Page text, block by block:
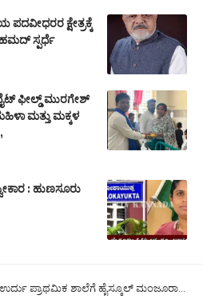
ಕ್ಷೇತ್ರಕ್ಕೆ
ಸ್ಪರ್ಧೆ
ಫೀಲ್ಡ್ ಮುರಗೇಶ್
ಮತ್ತು ಮಕ್ಕಳ
: ಹುಣಸೂರು
ಉರ್ದು ಪ್ರಾಥಮಿಕ ಶಾಲೆಗೆ ಹೈಸ್ಕೂಲ್ ಮಂಜೂರಾತಿ ಹಿನ್ನಲೆ ಬಿಇಒ ನಿಂಗಪ್ಪ ಕೆ.ಟಿ ಭೇಟಿ